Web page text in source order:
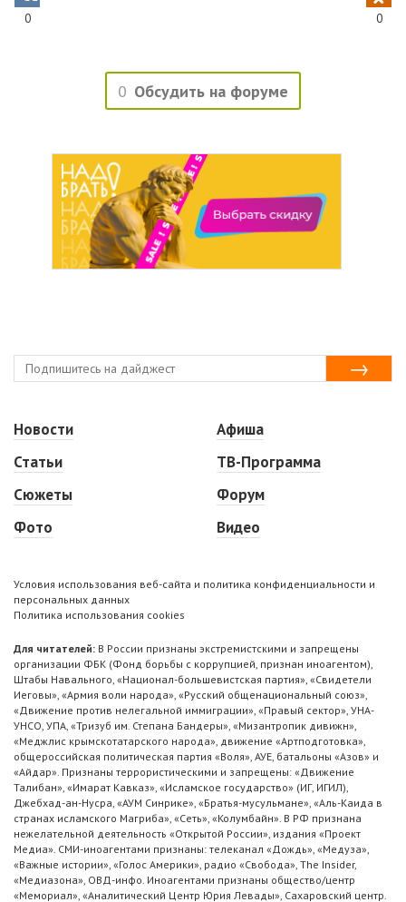
0 0
0 Обсудить на форуме
Новости
Статьи
Сюжеты
Фото
Афиша
ТВ-Программа
Форум
Видео
Условия использования веб-сайта и политика конфиденциальности и
персональных данных
Политика использования cookies
Для читателей: В России признаны экстремистскими и запрещены
организации ФБК (Фонд борьбы с коррупцией, признан иноагентом),
Штабы Навального, «Национал-большевистская партия», «Свидетели
Иеговы», «Армия воли народа», «Русский общенациональный союз»,
«Движение против нелегальной иммиграции», «Правый сектор», УНА-
УНСО, УПА, «Тризуб им. Степана Бандеры», «Мизантропик дивижн»,
«Меджлис крымскотатарского народа», движение «Артподготовка»,
общероссийская политическая партия «Воля», АУЕ, батальоны «Азов» и
«Айдар». Признаны террористическими и запрещены: «Движение
Талибан», «Имарат Кавказ», «Исламское государство» (ИГ, ИГИЛ),
Джебхад-ан-Нусра, «АУМ Синрике», «Братья-мусульмане», «Аль-Каида в
странах исламского Магриба», «Сеть», «Колумбайн». В РФ признана
нежелательной деятельность «Открытой России», издания «Проект
Медиа». СМИ-иноагентами признаны: телеканал «Дождь», «Медуза»,
«Важные истории», «Голос Америки», радио «Свобода», The Insider,
«Медиазона», ОВД-инфо. Иноагентами признаны общество/центр
«Мемориал», «Аналитический Центр Юрия Левады», Сахаровский центр.